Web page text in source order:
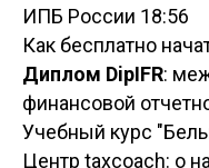
ИПБ России 18:56
Как бесплатно
Диплом DipIFR:
финансовой
Учебный курс
Центр taxcoach: о